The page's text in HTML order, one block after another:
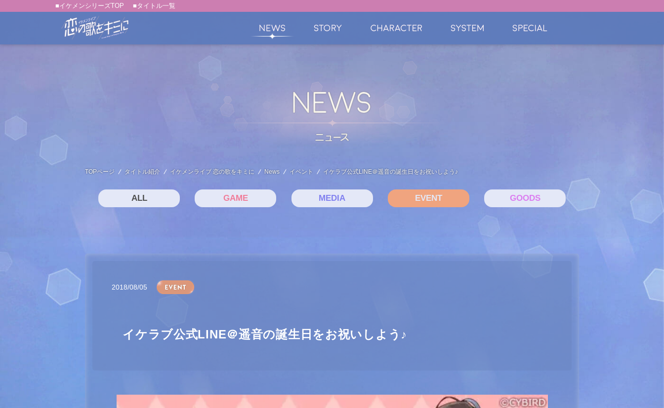
■イケメンシリーズTOP ■タイトル一覧
TOPページ タイトル紹介 イケメンライブ 恋の歌をキミに News イベント イケラブ公式LINE＠遥音の誕生日をお祝いしよう♪
ALL GAME MEDIA EVENT GOODS
2018/08/05
イケラブ公式LINE＠遥音の誕生日をお祝いしよう♪